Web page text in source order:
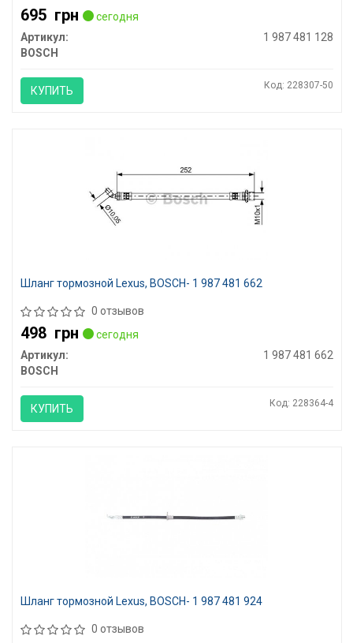
695 грн
сегодня
Артикул:
1 987 481 128
BOSCH
КУПИТЬ Код: 228307-50
Шланг тормозной Lexus, BOSCH- 1 987 481 662
0 отзывов
498 грн
сегодня
Артикул:
1 987 481 662
BOSCH
КУПИТЬ Код: 228364-4
Шланг тормозной Lexus, BOSCH- 1 987 481 924
0 отзывов